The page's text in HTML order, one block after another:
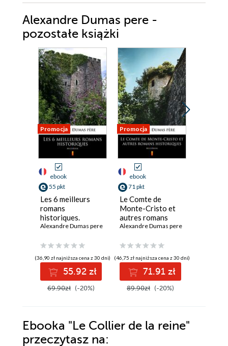
Alexandre Dumas pere -
pozostałe książki
Promocja
ebook
55 pkt
Les 6 meilleurs
romans
historiques.
MultiBook
Alexandre Dumas pere
(36,90 zł najniższa cena z 30 dni)
55.92 zł
69.90zł (-20%)
Promocja
ebook
71 pkt
Le Comte de
Monte-Cristo et
autres romans
historiques.
Alexandre Dumas pere
(46,75 zł najniższa cena z 30 dni)
71.91 zł
89.90zł (-20%)
Ebooka "Le Collier de la reine"
przeczytasz na: